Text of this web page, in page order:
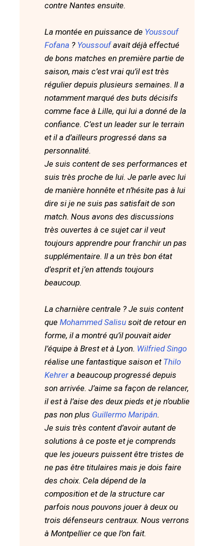
contre Nantes ensuite.
La montée en puissance de Youssouf
Fofana ? Youssoufavait déjà effectué
de bons matches en première partie de
saison, mais c’est vrai qu’il est très
régulier depuis plusieurs semaines. Il a
notamment marqué des buts décisifs
comme face à Lille, qui lui a donné de la
confiance. C’est un leader sur le terrain
et il a d’ailleurs progressé dans sa
personnalité.
Je suis content de ses performances et
suis très proche de lui. Je parle avec lui
de manière honnête et n’hésite pas à lui
dire si je ne suis pas satisfait de son
match. Nous avons des discussions
très ouvertes à ce sujet car il veut
toujours apprendre pour franchir un pas
supplémentaire. Il a un très bon état
d’esprit et j’en attends toujours
beaucoup.
La charnière centrale ? Je suis content
que Mohammed Salisu soit de retour en
forme, il a montré qu’il pouvait aider
l’équipe à Brest et à Lyon. Wilfried Singo
réalise une fantastique saison et Thilo
Kehrer a beaucoup progressé depuis
son arrivée. J’aime sa façon de relancer,
il est à l’aise des deux pieds et je n’oublie
pas non plus Guillermo Maripán.
Je suis très content d’avoir autant de
solutions à ce poste et je comprends
que les joueurs puissent être tristes de
ne pas être titulaires mais je dois faire
des choix. Cela dépend de la
composition et de la structure car
parfois nous pouvons jouer à deux ou
trois défenseurs centraux. Nous verrons
à Montpellier ce que l’on fait.